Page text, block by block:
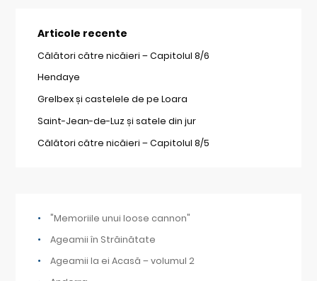
Articole recente
Călători către nicăieri – Capitolul 8/6
Hendaye
Grelbex și castelele de pe Loara
Saint-Jean-de-Luz și satele din jur
Călători către nicăieri – Capitolul 8/5
"Memoriile unui loose cannon"
Ageamii în Străinătate
Ageamii la ei Acasă – volumul 2